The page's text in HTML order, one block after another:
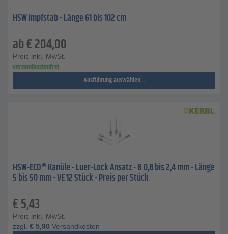
HSW Impfstab - Länge 61 bis 102 cm
ab€204,00
Preis inkl. MwSt.
versandkostenfrei
Ausführung auswählen...
HSW-ECO® Kanüle - Luer-Lock Ansatz - Ø 0,8 bis 2,4 mm - Länge
5 bis 50 mm - VE 12 Stück - Preis per Stück
€5,43
Preis inkl. MwSt.
zzgl. € 5,90 Versandkosten